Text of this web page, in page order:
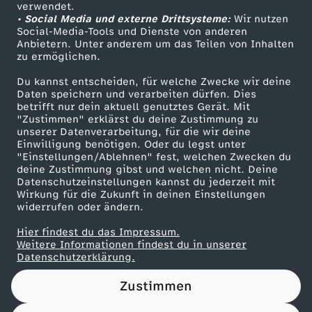
verwendet.
• Social Media und externe Drittsysteme:Wir nutzen
Social-Media-Tools und Dienste von anderen
Anbietern. Unter anderem um das Teilen von Inhalten
zu ermöglichen.
Du kannst entscheiden, für welche Zwecke wir deine
Daten speichern und verarbeiten dürfen. Dies
betrifft nur dein aktuell genutztes Gerät. Mit
"Zustimmen" erklärst du deine Zustimmung zu
unserer Datenverarbeitung, für die wir deine
Einwilligung benötigen. Oder du legst unter
"Einstellungen/Ablehnen" fest, welchen Zwecken du
deine Zustimmung gibst und welchen nicht. Deine
Datenschutzeinstellungen kannst du jederzeit mit
Wirkung für die Zukunft in deinen Einstellungen
widerrufen oder ändern.
Hier findest du das Impressum.
Weitere Informationen findest du in unserer
Datenschutzerklärung.
Zustimmen
ZDF Unternehmen
Karriere
ZDF goes Schule
Werbefernsehen
Mainzelmännchen
Partner